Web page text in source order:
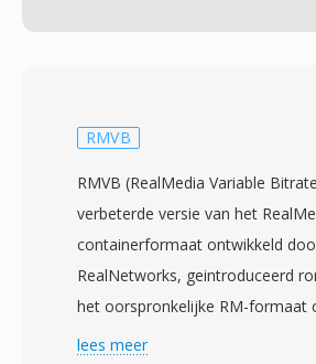
RMVB
RMVB (RealMedia Variable
verbeterde versie van het
containerformaat ontwikkeld
RealNetworks, geintroduceerd
het oorspronkelijke RM-formaat
bitratecodering gebruikte, past
lees meer